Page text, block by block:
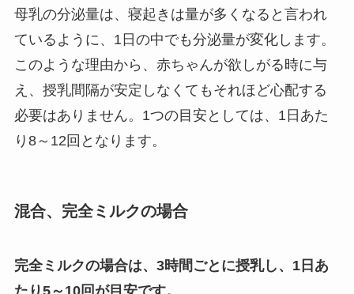
母乳の分泌量は、寝起きは量が多くなると言われ
ているように、1日の中でも分泌量が変化します。
このような理由から、赤ちゃんが欲しがる時に与
え、授乳間隔が安定しなくてもそれほど心配する
必要はありません。1つの目安としては、1日あた
り8～12回となります。
混合、完全ミルクの場合
完全ミルクの場合は、3時間ごとに授乳し、1日あ
たり5～10回が目安です。